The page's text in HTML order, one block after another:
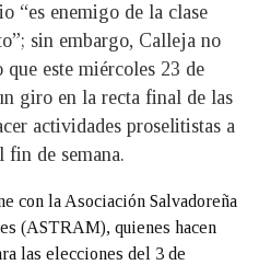
“es enemigo de la clase
sin embargo, Calleja no
este miércoles 23 de
giro en la recta final de las
actividades proselitistas a
de semana.
con la Asociación Salvadoreña
(ASTRAM), quienes hacen
las elecciones del 3 de